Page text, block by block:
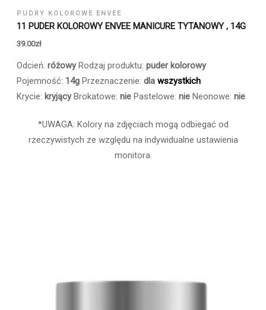
PUDRY KOLOROWE ENVEE
11 PUDER KOLOROWY ENVEE MANICURE TYTANOWY , 14G
39.00zł
Odcień: różowyRodzaj produktu: puder kolorowy
Pojemność: 14g Przeznaczenie: dla wszystkich
Krycie: kryjącyBrokatowe: nie Pastelowe: nie Neonowe: nie
*UWAGA: Kolory na zdjęciach mogą odbiegać od
rzeczywistych ze względu na indywidualne ustawienia
monitora.